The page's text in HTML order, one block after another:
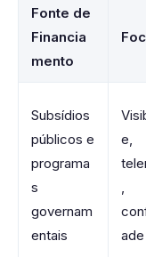
Fonte de
Financia
mento
Subsídios
públicos e
programa
s
governam
entais
e,
,
ade